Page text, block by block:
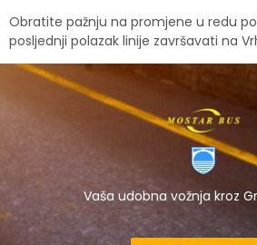
Obratite pažnju na promjene u redu
posljednji polazak linije završavati na
Vaša udobna vožnja kroz